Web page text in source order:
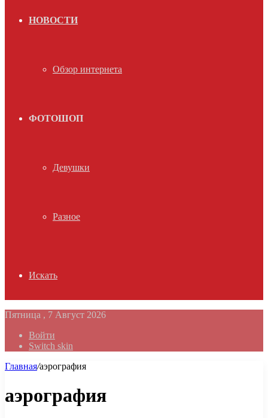
НОВОСТИ
Обзор интернета
ФОТОШОП
Девушки
Разное
Искать
Пятница , 7 Август 2026
Войти
Switch skin
Главная/аэрография
аэрография